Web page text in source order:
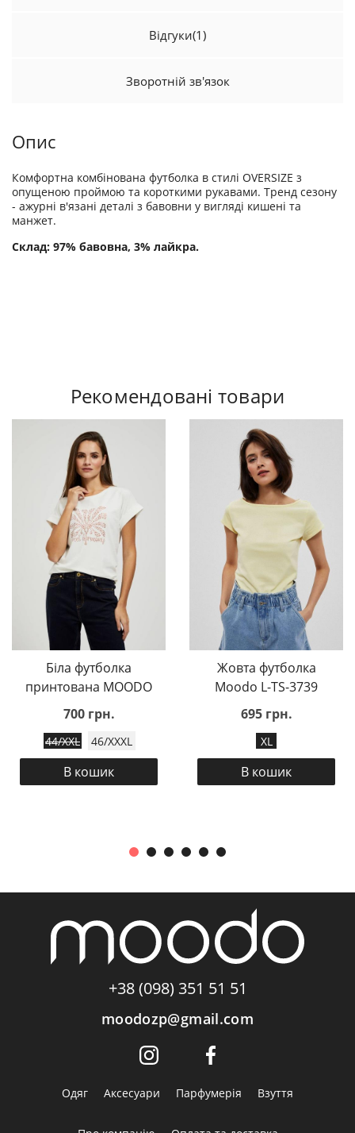
Відгуки(1)
Зворотній зв'язок
Опис
Комфортна комбінована футболка в стилі OVERSIZE з
опущеною проймою та короткими рукавами. Тренд сезону
- ажурні в'язані деталі з бавовни у вигляді кишені та
манжет.
Склад: 97% бавовна, 3% лайкра.
Рекомендовані товари
Біла футболка
принтована MOODO
700 грн.
44/XXL 46/XXXL
В кошик
Жовта футболка
Moodo L-TS-3739
695 грн.
XL
В кошик
+38 (098) 351 51 51
moodozp@gmail.com
Одяг Аксесуари Парфумерія Взуття